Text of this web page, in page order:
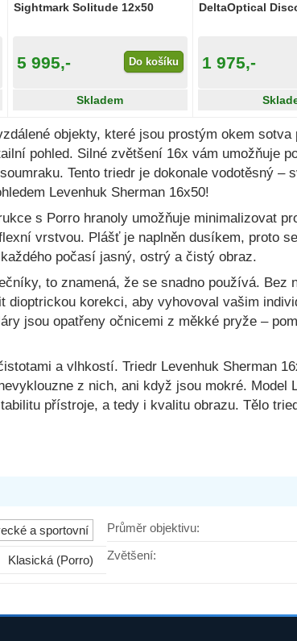
Sightmark Solitude 12x50
5 995,- Do košíku
Skladem
DeltaOptical
1 975,-
objekty, které jsou prostým okem
pohled. Silné zvětšení 16x vám umožňuje
Tento triedr je dokonale vodotěsný –
Levenhuk Sherman 16x50!
s Porro hranoly umožňuje minimalizovat
vrstvou. Plášť je naplněn dusíkem, proto
počasí jasný, ostrý a čistý obraz.
to znamená, že se snadno používá.
korekci, aby vyhovoval vašim
jsou opatřeny očnicemi z měkké pryže –
a vlhkostí. Triedr Levenhuk Sherman
z nich, ani když jsou mokré. Model
přístroje, a tedy i kvalitu obrazu. Tělo
a sportovní
Klasická (Porro)
Průměr objektivu:
Zvětšení: